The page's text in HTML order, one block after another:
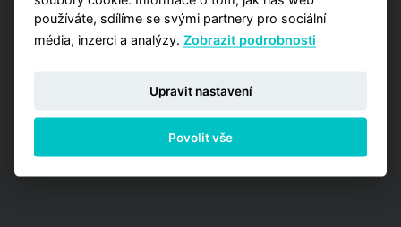
používáte, sdílíme se svými partnery pro sociální
média, inzerci a analýzy.Zobrazit podrobnosti
Upravit nastavení
Povolit vše